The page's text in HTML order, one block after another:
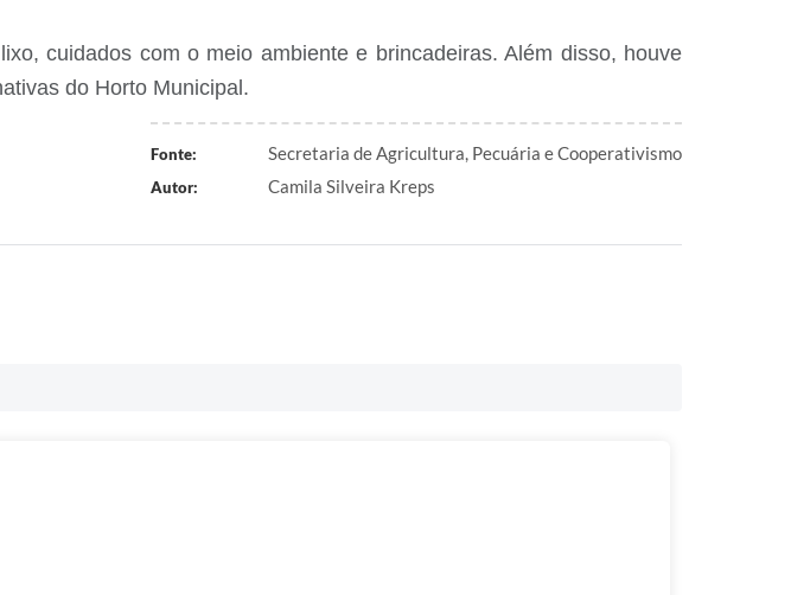
cuidados com o meio ambiente e brincadeiras. Além disso, houve
do Horto Municipal.
Fonte: Secretaria de Agricultura, Pecuária e Cooperativismo
Autor: Camila Silveira Kreps